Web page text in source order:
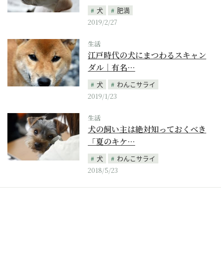
犬
肥満
2019/2/27
生活
江戸時代の犬にまつわるスキャン
ダル｜有名…
犬
わんこサライ
2019/1/23
生活
犬の飼い主は絶対知っておくべき
「夏のキケ…
犬
わんこサライ
2018/5/23